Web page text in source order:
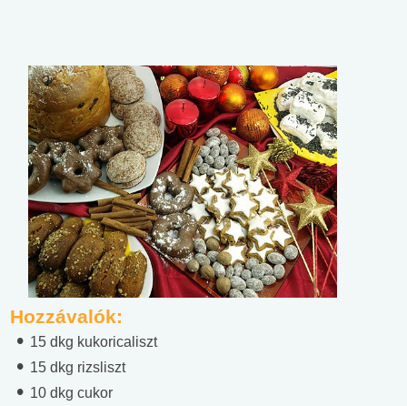
Hozzávalók:
15 dkg kukoricaliszt
15 dkg rizsliszt
10 dkg cukor